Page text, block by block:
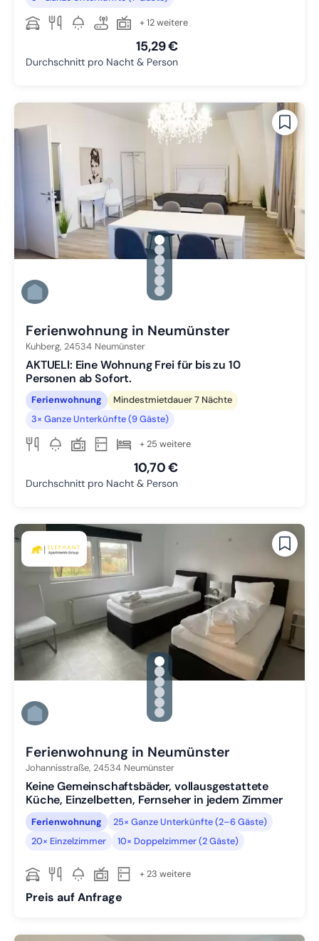
+ 12 weitere
15,29 €
Durchschnitt pro Nacht & Person
gallery.slide_selector
Zu Slide 1 wechseln
Zu Slide 2 wechseln
Zu Slide 3 wechseln
Zu Slide 4 wechseln
Zu Slide 5 wechseln
Zu Slide 6 wechseln
Ferienwohnung in Neumünster
Kuhberg, 24534 Neumünster
AKTUELl: Eine Wohnung Frei für bis zu 10
Personen ab Sofort.
Ferienwohnung
Mindestmietdauer 7 Nächte
3× Ganze Unterkünfte (9 Gäste)
+ 25 weitere
10,70 €
Durchschnitt pro Nacht & Person
gallery.slide_selector
Zu Slide 1 wechseln
Zu Slide 2 wechseln
Zu Slide 3 wechseln
Zu Slide 4 wechseln
Zu Slide 5 wechseln
Zu Slide 6 wechseln
Ferienwohnung in Neumünster
Johannisstraße, 24534 Neumünster
Keine Gemeinschaftsbäder, vollausgestattete
Küche, Einzelbetten, Fernseher in jedem Zimmer
Ferienwohnung
25× Ganze Unterkünfte (2–6 Gäste)
20× Einzelzimmer
10× Doppelzimmer (2 Gäste)
+ 23 weitere
Preis auf Anfrage